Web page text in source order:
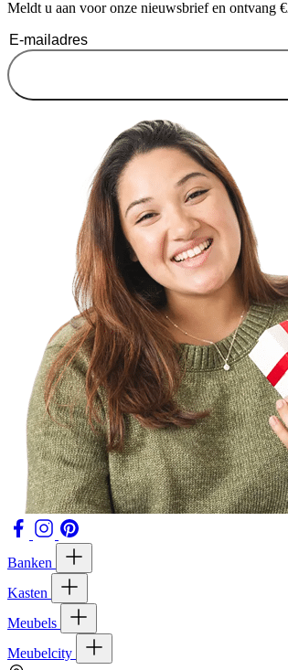
Meldt u aan voor onze nieuwsbrief en ontvang
Banken
Kasten
Meubels
Meubelcity